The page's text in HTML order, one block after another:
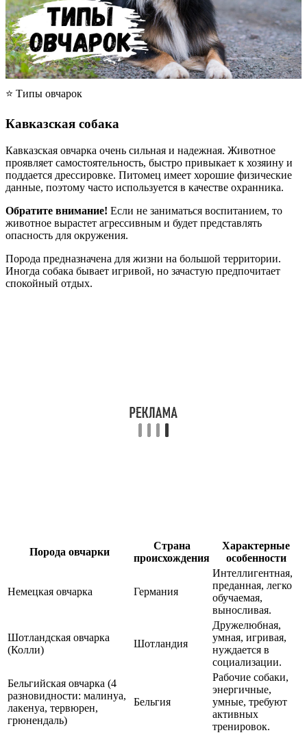
⭐ Типы овчарок
Кавказская собака
Кавказская овчарка очень сильная и надежная. Животное
проявляет самостоятельность, быстро привыкает к хозяину и
поддается дрессировке. Питомец имеет хорошие физические
данные, поэтому часто используется в качестве охранника.
Обратите внимание! Если не заниматься воспитанием, то
животное вырастет агрессивным и будет представлять
опасность для окружения.
Порода предназначена для жизни на большой территории.
Иногда собака бывает игривой, но зачастую предпочитает
спокойный отдых.
Порода овчарки
Страна
происхождения
Характерные
особенности
Немецкая овчарка Германия
Интеллигентная,
преданная, легко
обучаемая,
выносливая.
Шотландская овчарка
(Колли)
Шотландия
Дружелюбная,
умная, игривая,
нуждается в
социализации.
Бельгийская овчарка (4
разновидности: малинуа,
лакенуа, тервюрен,
грюнендаль)
Бельгия
Рабочие собаки,
энергичные,
умные, требуют
активных
тренировок.